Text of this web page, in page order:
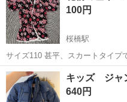
通勤OK！無料駐車場完備！《長野
100円
桜橋駅
サイズ110 甚平、スカートタイプ
に入っておりましたがサイズアウ
嬉しいです。 よろしくお願いしま
富山 富山市 桜橋駅 キ
キッズ ジ
640円